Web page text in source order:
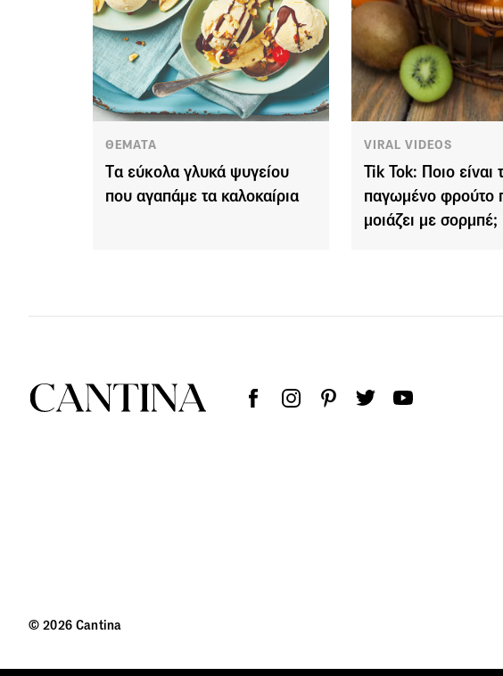
ΘΕΜΑΤΑ
Tα εύκολα γλυκά ψυγείου
που αγαπάμε τα καλοκαίρια
VIRAL VIDEOS
Tik Tok: Ποιο είναι
παγωμένο φρούτο
μοιάζει με σορμπέ;
© 2026 Cantina